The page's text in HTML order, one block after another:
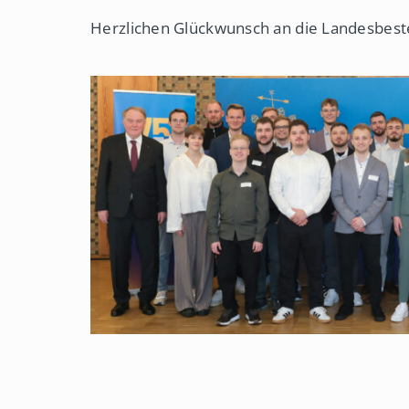
Herzlichen Glückwunsch an die